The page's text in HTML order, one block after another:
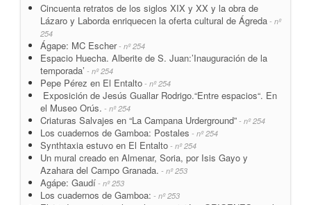
Cincuenta retratos de los siglos XIX y XX y la obra de
Lázaro y Laborda enriquecen la oferta cultural de Ágreda - nº
254
Ágape: MC Escher- nº 254
Espacio Huecha. Alberite de S. Juan:’Inauguración de la
temporada’ - nº 254
Pepe Pérez en El Entalto - nº 254
Exposición de Jesús Guallar Rodrigo.“Entre espacios“. En
el Museo Orús. - nº 254
Criaturas Salvajes en “La Campana Urderground” - nº 254
Los cuadernos de Gamboa: Postales - nº 254
Synthtaxia estuvo en El Entalto - nº 254
Un mural creado en Almenar, Soria, por Isis Gayo y
Azahara del Campo Granada. - nº 253
Agápe: Gaudí - nº 253
Los cuadernos de Gamboa: - nº 253